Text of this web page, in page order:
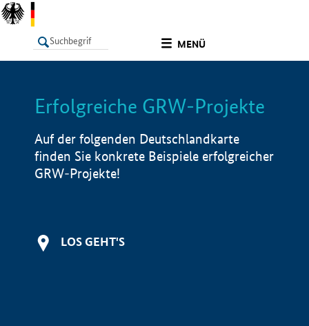
MENÜ
LISTE Info
Erfolgreiche GRW-Projekte
Auf der folgenden Deutschlandkarte
finden Sie konkrete Beispiele erfolgreicher
GRW-Projekte!
LOS GEHT'S